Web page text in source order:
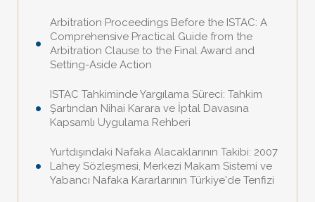
Arbitration Proceedings Before the ISTAC: A
Comprehensive Practical Guide from the
Arbitration Clause to the Final Award and
Setting-Aside Action
ISTAC Tahkiminde Yargılama Süreci: Tahkim
Şartından Nihai Karara ve İptal Davasına
Kapsamlı Uygulama Rehberi
Yurtdışındaki Nafaka Alacaklarının Takibi: 2007
Lahey Sözleşmesi, Merkezi Makam Sistemi ve
Yabancı Nafaka Kararlarının Türkiye'de Tenfizi